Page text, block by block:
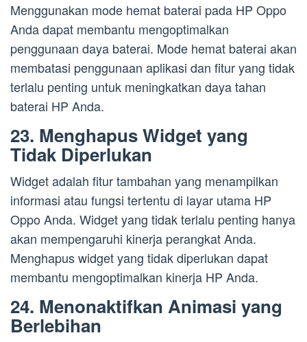
Menggunakan mode hemat baterai pada HP Oppo
Anda dapat membantu mengoptimalkan
penggunaan daya baterai. Mode hemat baterai akan
membatasi penggunaan aplikasi dan fitur yang tidak
terlalu penting untuk meningkatkan daya tahan
baterai HP Anda.
23. Menghapus Widget yang
Tidak Diperlukan
Widget adalah fitur tambahan yang menampilkan
informasi atau fungsi tertentu di layar utama HP
Oppo Anda. Widget yang tidak terlalu penting hanya
akan mempengaruhi kinerja perangkat Anda.
Menghapus widget yang tidak diperlukan dapat
membantu mengoptimalkan kinerja HP Anda.
24. Menonaktifkan Animasi yang
Berlebihan